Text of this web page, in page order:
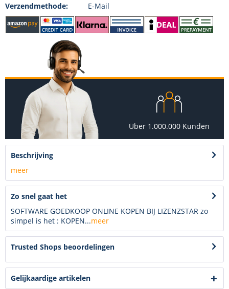
Verzendmethode:
E-Mail
Über 1.000.000 Kunden
Beschrijving
meer
Zo snel gaat het
SOFTWARE GOEDKOOP ONLINE KOPEN BIJ LIZENZSTAR zo
simpel is het : KOPEN...meer
Trusted Shops beoordelingen
Gelijkaardige artikelen